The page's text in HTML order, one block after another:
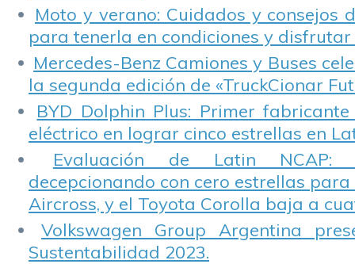
Moto y verano: Cuidados y consejos
para tenerla en condiciones y disfrutar
Mercedes-Benz Camiones y Buses
la segunda edición de «TruckCionar
BYD Dolphin Plus: Primer
eléctrico en lograr cinco estrellas en
Evaluación de Latin NCAP:
decepcionando con cero estrellas para
Aircross, y el Toyota Corolla baja a
Volkswagen Group Argentina
Sustentabilidad 2023.